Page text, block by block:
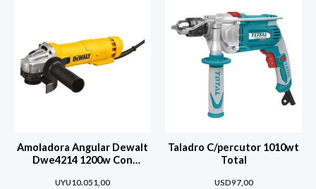
Amoladora Angular Dewalt
Dwe4214 1200w Con
UYU10.051,00
Taladro C/percutor 1010wt
Total
USD97,00